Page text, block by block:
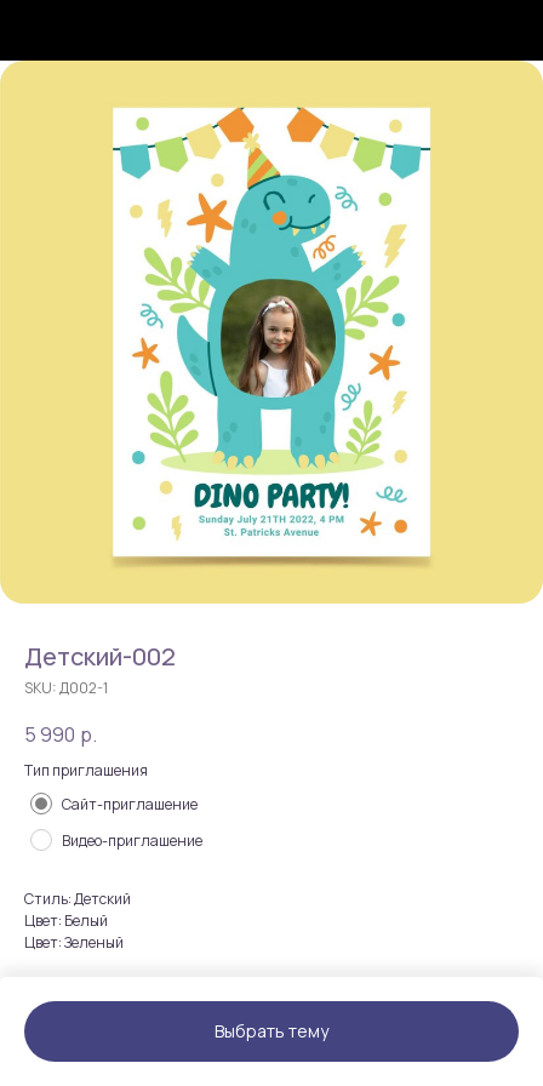
Детский-002
SKU:Д002-1
5 990 р.
Тип приглашения
Сайт-приглашение
Видео-приглашение
Выбрать тему
Стиль: Детский
Цвет: Белый
Цвет: Зеленый